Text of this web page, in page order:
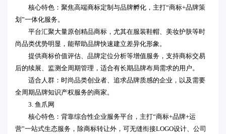
核心特色：聚焦高端商标定制与品牌孵化，主打“商标+品牌策
划”一体化服务。
平台汇聚大量原创精品商标，尤其在服装鞋帽、美妆护肤等时
尚品类优势明显，能帮助品牌快速建立差异化形象。
提供商标价值评估、品牌定位分析等增值服务，支持商标交易
后的续展、监测全周期管理，适合有长期品牌布局需求的用户。
适合人群：时尚品类创业者、追求品牌质感的企业，以及需要
全周期品牌知识产权服务的商家。
3. 鱼爪网
核心特色：背靠综合性企业服务平台，主打“商标+品牌+运
营”一站式生态服务，除商标转让外，可无缝衔接LOGO设计、公司